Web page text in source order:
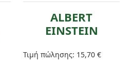
ALBERT
EINSTEIN
Τιμή πώλησης: 15,70 €